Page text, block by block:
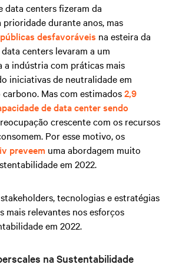
data centers fizeram da
durante anos, mas
desfavoráveis na esteira da
centers levaram a um
a indústria com práticas mais
iniciativas de neutralidade em
Mas com estimados2,9
de data center sendo
crescente com os recursos
Por esse motivo, os
preveem uma abordagem muito
em 2022.
tecnologias e estratégias
mais relevantes nos esforços
em 2022.
na Sustentabilidade